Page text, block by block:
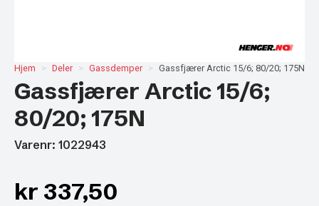
Hjem Deler Gassdemper Gassfjærer Arctic 15/6; 80/20; 175N
Gassfjærer Arctic 15/6;
80/20; 175N
Varenr: 1022943
kr 337,50